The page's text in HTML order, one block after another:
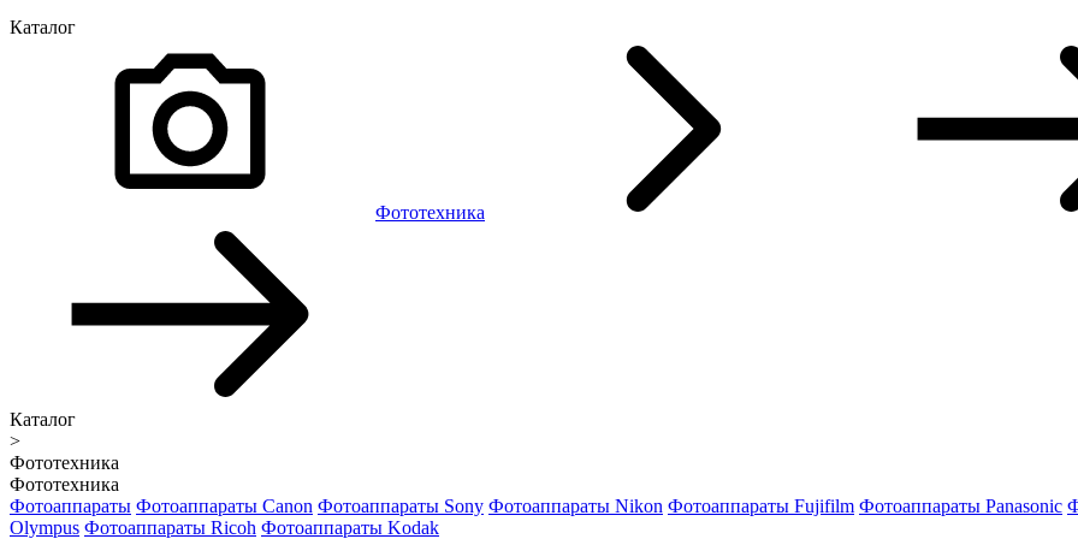
Каталог
Фототехника
Каталог
>
Фототехника
Фототехника
Фотоаппараты Фотоаппараты Canon Фотоаппараты Sony Фотоаппараты Nikon Фотоаппараты Fujifilm Фотоаппараты Panasonic
Olympus Фотоаппараты Ricoh Фотоаппараты Kodak